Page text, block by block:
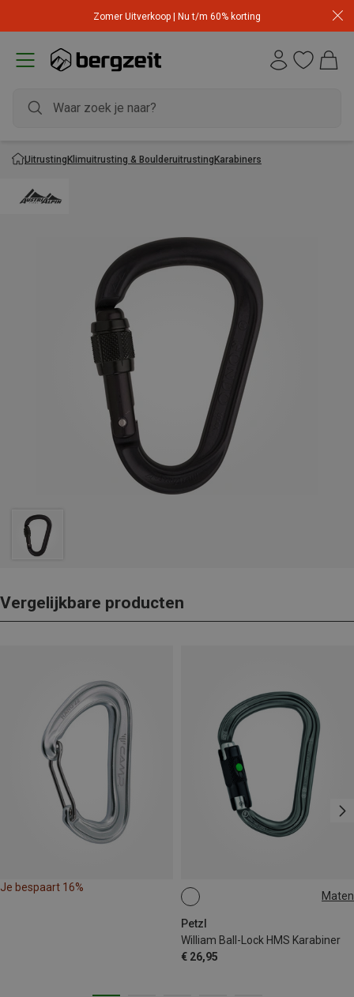
Zomer Uitverkoop | Nu t/m 60% korting
UitrustingKlimuitrusting & BoulderuitrustingKarabiners
Vergelijkbare producten
Je bespaart 16%
Maten
Petzl
William Ball-Lock HMS Karabiner
€ 26,95
BALL-LOCK